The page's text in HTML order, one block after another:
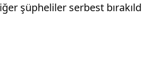
şüpheliler serbest